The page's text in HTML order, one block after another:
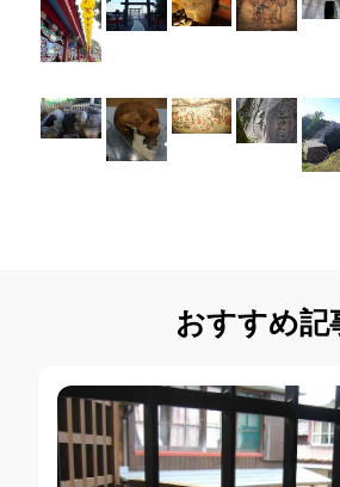
おすすめ記